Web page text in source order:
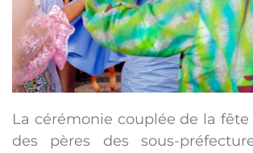
La cérémonie couplée de la
des pères des sous-